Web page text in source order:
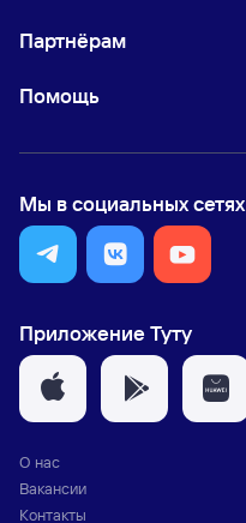
Партнёрам
Помощь
Мы в социальных сетях
Приложение Туту
О нас
Вакансии
Контакты